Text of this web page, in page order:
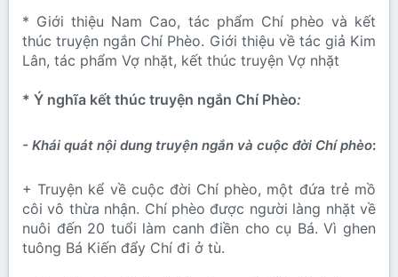
* Giới thiệu Nam Cao, tác phẩm Chí phèo và kết
thúc truyện ngắn Chí Phèo. Giới thiệu về tác giả Kim
Lân, tác phẩm Vợ nhặt, kết thúc truyện Vợ nhặt
* Ý nghĩa kết thúc truyện ngắn Chí Phèo:
- Khái quát nội dung truyện ngắn và cuộc đời Chí phèo:​
+ Truyện kể về cuộc đời Chí phèo, một đứa trẻ mồ
côi vô thừa nhận. Chí phèo được người làng nhặt về
nuôi đến 20 tuổi làm canh điền cho cụ Bá. Vì ghen
tuông Bá Kiến đẩy Chí đi ở tù.